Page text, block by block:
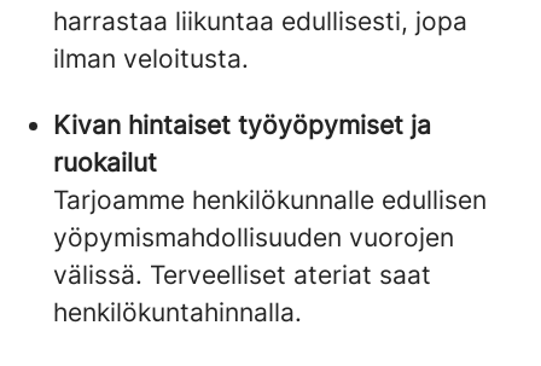
harrastaa liikuntaa edullisesti, jopa
ilman veloitusta. ​
Kivan hintaiset työyöpymiset ja
ruokailut
Tarjoamme henkilökunnalle edullisen
yöpymismahdollisuuden vuorojen
välissä. Terveelliset ateriat saat
henkilökuntahinnalla.